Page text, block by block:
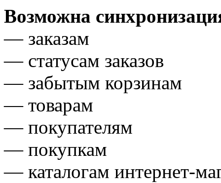
Возможна
— заказам
— статусам заказов
— забытым корзинам
— товарам
— покупателям
— покупкам
— каталогам интернет-